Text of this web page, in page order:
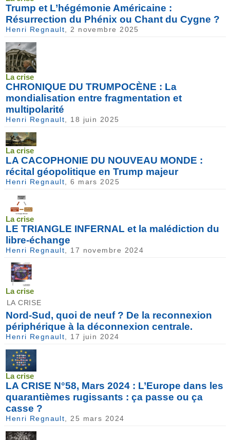
Trump et L’hégémonie Américaine :
Résurrection du Phénix ou Chant du Cygne ?
Henri Regnault , 2 novembre 2025
La crise
CHRONIQUE DU TRUMPOCÈNE : La
mondialisation entre fragmentation et
multipolarité
Henri Regnault , 18 juin 2025
La crise
LA CACOPHONIE DU NOUVEAU MONDE :
récital géopolitique en Trump majeur
Henri Regnault , 6 mars 2025
La crise
LE TRIANGLE INFERNAL et la malédiction du
libre-échange
Henri Regnault , 17 novembre 2024
La crise
LA CRISE
Nord-Sud, quoi de neuf ? De la reconnexion
périphérique à la déconnexion centrale.
Henri Regnault , 17 juin 2024
La crise
LA CRISE N°58, Mars 2024 : L’Europe dans les
quarantièmes rugissants : ça passe ou ça
casse ?
Henri Regnault , 25 mars 2024